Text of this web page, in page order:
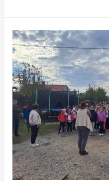
O
zi
la
fermă,
printre
zâmbete
și…
căprițe!